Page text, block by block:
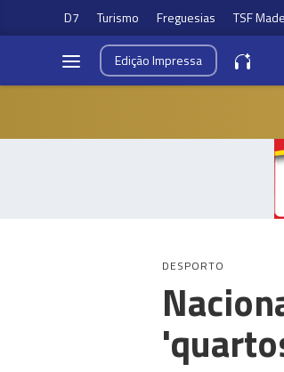
D7 Turismo Freguesias TSF
EdiçãoImpressa
DESPORTO